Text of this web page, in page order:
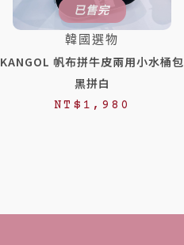
已售完
韓國選物
KANGOL 帆布拼牛皮兩用小水桶包
黑拼白
NT$ 1,980